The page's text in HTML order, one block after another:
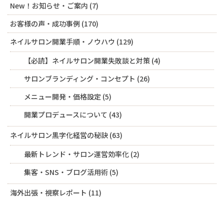
New！お知らせ・ご案内 (7)
お客様の声・成功事例 (170)
ネイルサロン開業手順・ノウハウ (129)
【必読】ネイルサロン開業失敗談と対策 (4)
サロンブランディング・コンセプト (26)
メニュー開発・価格設定 (5)
開業プロデュースについて (43)
ネイルサロン黒字化経営の秘訣 (63)
最新トレンド・サロン運営効率化 (2)
集客・SNS・ブログ活用術 (5)
海外出張・視察レポート (11)